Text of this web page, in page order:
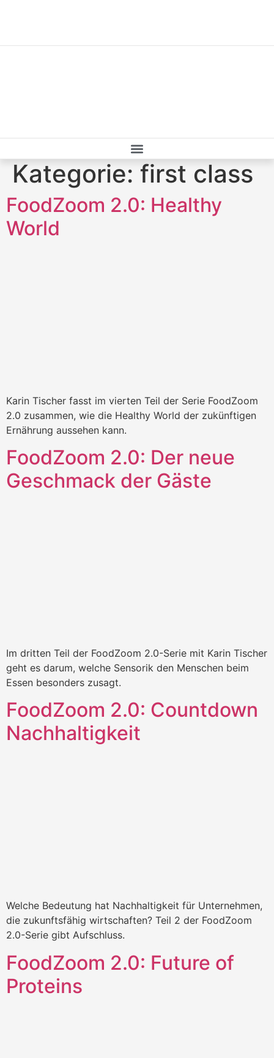
Kategorie: first class
FoodZoom 2.0: Healthy
World
Karin Tischer fasst im vierten Teil der Serie FoodZoom
2.0 zusammen, wie die Healthy World der zukünftigen
Ernährung aussehen kann.
FoodZoom 2.0: Der neue
Geschmack der Gäste
Im dritten Teil der FoodZoom 2.0-Serie mit Karin Tischer
geht es darum, welche Sensorik den Menschen beim
Essen besonders zusagt.
FoodZoom 2.0: Countdown
Nachhaltigkeit
Welche Bedeutung hat Nachhaltigkeit für Unternehmen,
die zukunftsfähig wirtschaften? Teil 2 der FoodZoom
2.0-Serie gibt Aufschluss.
FoodZoom 2.0: Future of
Proteins